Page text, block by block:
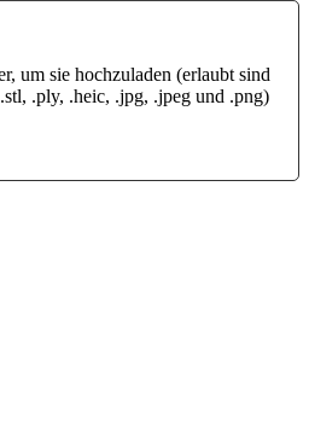
um sie hochzuladen (erlaubt sind
.ply, .heic, .jpg, .jpeg und .png)